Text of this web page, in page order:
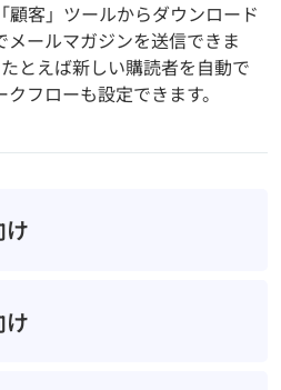
顧客」ツールからダウンロード
メールマガジンを送信できま
とえば新しい購読者を自動で
フローも設定できます。
け
け